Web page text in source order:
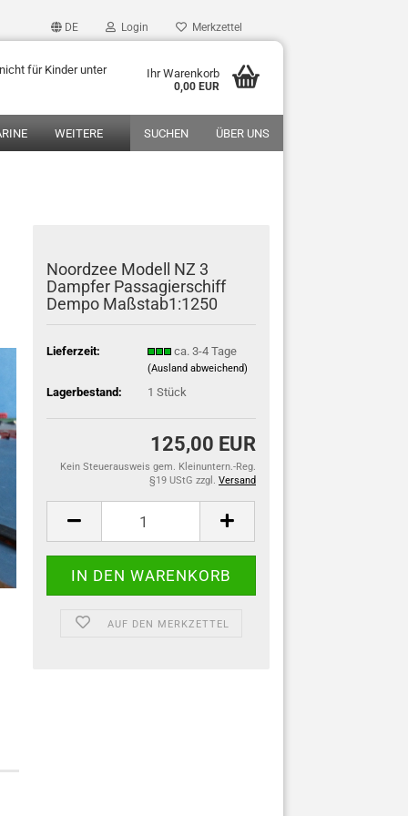
DE Login Merkzettel
für Kinder unter Ihr Warenkorb
0,00 EUR
SUCHEN ÜBER UNS
WEITERE
Noordzee Modell NZ 3
Dampfer Passagierschiff
Dempo Maßstab1:1250
Lieferzeit: ca. 3-4 Tage
(Ausland abweichend)
Lagerbestand: 1 Stück
125,00 EUR
Kein Steuerausweis gem. Kleinuntern.-Reg.
§19 UStG zzgl. Versand
AUF DEN MERKZETTEL